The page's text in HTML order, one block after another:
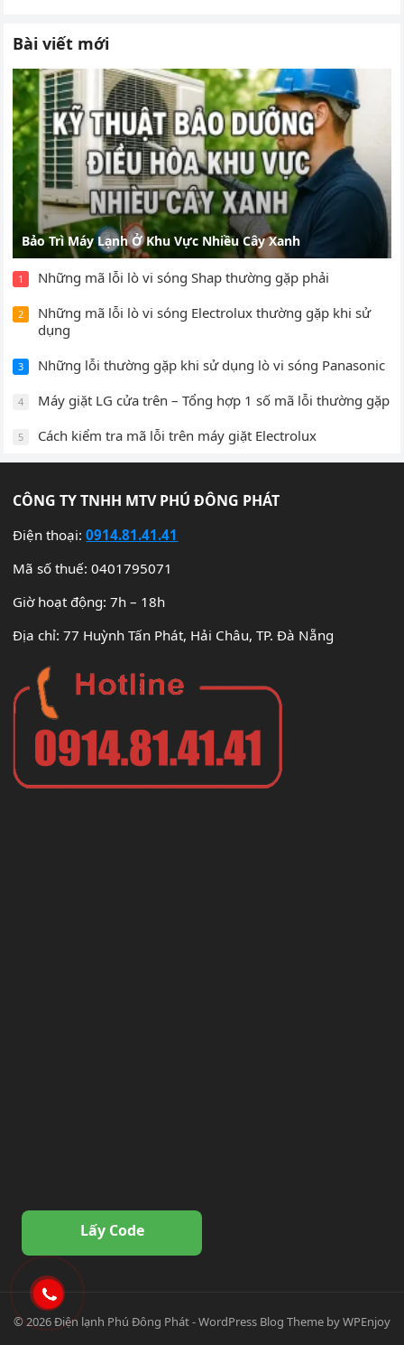
Bài viết mới
Bảo Trì Máy Lạnh Ở Khu Vực Nhiều Cây Xanh
1 Những mã lỗi lò vi sóng Shap thường gặp phải
2
Những mã lỗi lò vi sóng Electrolux thường gặp khi sử
dụng
3 Những lỗi thường gặp khi sử dụng lò vi sóng Panasonic
4 Máy giặt LG cửa trên – Tổng hợp 1 số mã lỗi thường gặp
5 Cách kiểm tra mã lỗi trên máy giặt Electrolux
CÔNG TY TNHH MTV PHÚ ĐÔNG PHÁT
Điện thoại:0914.81.41.41
Mã số thuế: 0401795071
Giờ hoạt động: 7h – 18h
Địa chỉ: 77 Huỳnh Tấn Phát, Hải Châu, TP. Đà Nẵng
Lấy Code
© 2026Điện lạnh Phú Đông Phát-WordPress Blog Theme byWPEnjoy